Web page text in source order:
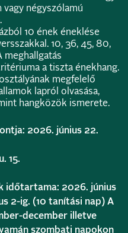
négyszólamú
10 ének éneklése
10, 36, 45, 80,
meghallgatás
a tiszta énekhang.
megfelelő
lapról olvasása,
hangközök ismerete.
2026. június 22.
15.
időtartama: 2026. június
2-ig. (10 tanítási nap) A
december illetve
szombati napokon